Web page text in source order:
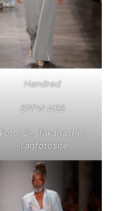
Handred
SPFW N58
Foto: Ze Takahashi /
@agfotosite